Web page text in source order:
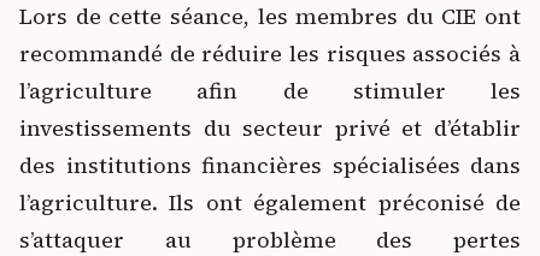
Lors de cette séance, les membres du CIE ont
recommandé de réduire les risques associés à
l’agriculture afin de stimuler les
investissements du secteur privé et d’établir
des institutions financières spécialisées dans
l’agriculture. Ils ont également préconisé de
s’attaquer au problème des pertes